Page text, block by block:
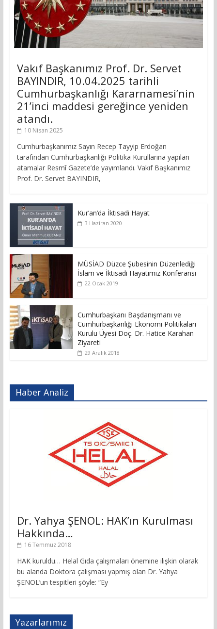
Vakıf Başkanımız Prof. Dr. Servet
BAYINDIR, 10.04.2025 tarihli
Cumhurbaşkanlığı Kararnamesi’nin
21’inci maddesi gereğince yeniden
atandı.
10 Nisan 2025
Cumhurbaşkanımız Sayın Recep Tayyip Erdoğan
tarafından Cumhurbaşkanlığı Politika Kurullarına yapılan
atamalar Resmî Gazete’de yayımlandı. Vakıf Başkanımız
Prof. Dr. Servet BAYINDIR,
Kur’an’da İktisadi Hayat
3 Haziran 2020
MÜSİAD Düzce Şubesinin Düzenlediği
İslam ve İktisadi Hayatımız Konferansı
22 Ocak 2019
Cumhurbaşkanı Başdanışmanı ve
Cumhurbaşkanlığı Ekonomi Politikaları
Kurulu Üyesi Doç. Dr. Hatice Karahan
Ziyareti
29 Aralık 2018
Haber Analiz
Dr. Yahya ŞENOL: HAK’ın Kurulması
Hakkında…
16 Temmuz 2018
HAK kuruldu… Helal Gıda çalışmaları önemine ilişkin olarak
bu alanda Doktora çalışması yapmış olan Dr. Yahya
ŞENOL’un tespitleri şöyle: “Ey
Yazarlarımız